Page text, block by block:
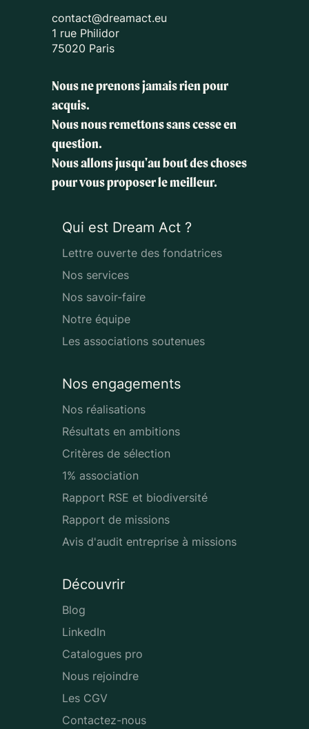
contact@dreamact.eu
1 rue Philidor
75020 Paris
Nous ne prenons jamais rien pour
acquis.
Nous nous remettons sans cesse en
question.
Nous allons jusqu'au bout des choses
pour vous proposer le meilleur.
Qui est Dream Act ?
Lettre ouverte des fondatrices
Nos services
Nos savoir-faire
Notre équipe
Les associations soutenues
Nos engagements
Nos réalisations
Résultats en ambitions
Critères de sélection
1% association
Rapport RSE et biodiversité
Rapport de missions
Avis d'audit entreprise à missions
Découvrir
Blog
LinkedIn
Catalogues pro
Nous rejoindre
Les CGV
Contactez-nous